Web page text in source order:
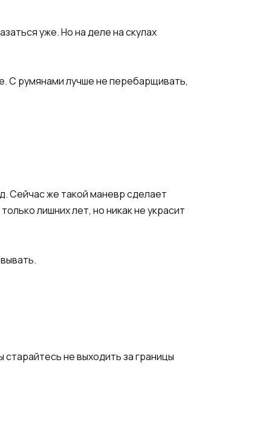
уже. Но на деле на скулах
С румянами лучше не перебарщивать,
Сейчас же такой маневр сделает
лишних лет, но никак не украсит
не выходить за границы